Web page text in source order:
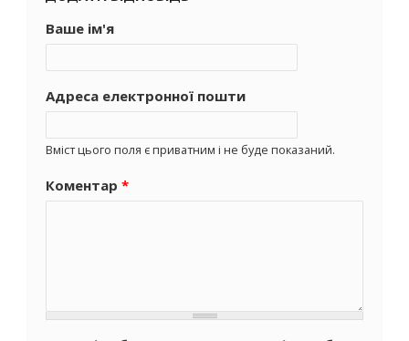
Ваше ім'я
Адреса електронної пошти
Вміст цього поля є приватним і не буде показаний.
Коментар *